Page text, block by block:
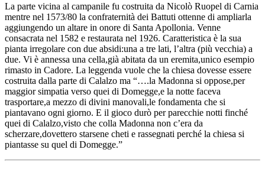
La parte vicina al campanile fu costruita da Nicolò Ruopel di Carnia
mentre nel 1573/80 la confraternità dei Battuti ottenne di ampliarla
aggiungendo un altare in onore di Santa Apollonia. Venne
consacrata nel 1582 e restaurata nel 1926. Caratteristica è la sua
pianta irregolare con due absidi:una a tre lati, l’altra (più vecchia) a
due. Vi è annessa una cella,già abitata da un eremita,unico esempio
rimasto in Cadore. La leggenda vuole che la chiesa dovesse essere
costruita dalla parte di Calalzo ma “….la Madonna si oppose,per
maggior simpatia verso quei di Domegge,e la notte faceva
trasportare,a mezzo di divini manovali,le fondamenta che si
piantavano ogni giorno. E il gioco durò per parecchie notti finché
quei di Calalzo,visto che colla Madonna non c’era da
scherzare,dovettero starsene cheti e rassegnati perché la chiesa si
piantasse su quel di Domegge.”